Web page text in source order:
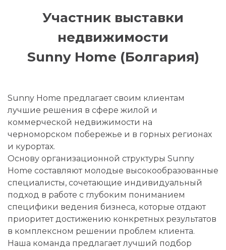
Участник выставки
недвижимости
Sunny Home (Болгария)
Sunny Home предлагает своим клиентам
лучшие решения в сфере жилой и
коммерческой недвижимости на
черноморском побережье и в горных регионах
и курортах.
Основу организационной структуры Sunny
Home составляют молодые высокообразованные
специалисты, сочетающие индивидуальный
подход в работе с глубоким пониманием
специфики ведения бизнеса, которые отдают
приоритет достижению конкретных результатов
в комплексном решении проблем клиента.
Наша команда предлагает лучший подбор